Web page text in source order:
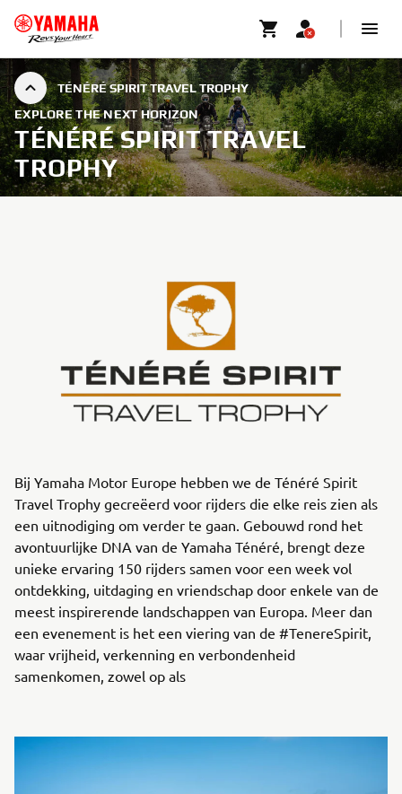
TÉNÉRÉ SPIRIT TRAVEL TROPHY
EXPLORE THE NEXT HORIZON
TÉNÉRÉ SPIRIT TRAVEL
TROPHY
Bij Yamaha Motor Europe hebben we de Ténéré Spirit
Travel Trophy gecreëerd voor rijders die elke reis zien als
een uitnodiging om verder te gaan. Gebouwd rond het
avontuurlijke DNA van de Yamaha Ténéré, brengt deze
unieke ervaring 150 rijders samen voor een week vol
ontdekking, uitdaging en vriendschap door enkele van de
meest inspirerende landschappen van Europa. Meer dan
een evenement is het een viering van de #TenereSpirit,
waar vrijheid, verkenning en verbondenheid
samenkomen, zowel op als